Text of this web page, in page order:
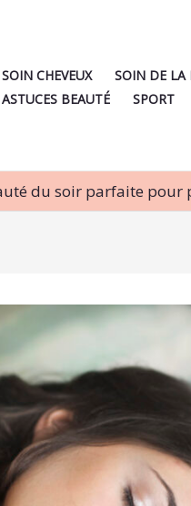
SOIN CHEVEUX SOIN DE LA
ASTUCES BEAUTÉ
SPORT
du soir parfaite pour